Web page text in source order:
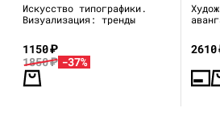
Искусство типографики.
Визуализация: тренды
1150₽
1850₽ -37%